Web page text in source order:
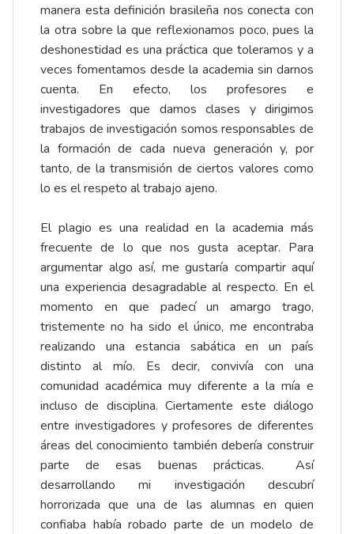
manera esta definición brasileña nos conecta con
la otra sobre la que reflexionamos poco, pues la
deshonestidad es una práctica que toleramos y a
veces fomentamos desde la academia sin darnos
cuenta. En efecto, los profesores e
investigadores que damos clases y dirigimos
trabajos de investigación somos responsables de
la formación de cada nueva generación y, por
tanto, de la transmisión de ciertos valores como
lo es el respeto al trabajo ajeno.
El plagio es una realidad en la academia más
frecuente de lo que nos gusta aceptar. Para
argumentar algo así, me gustaría compartir aquí
una experiencia desagradable al respecto. En el
momento en que padecí un amargo trago,
tristemente no ha sido el único, me encontraba
realizando una estancia sabática en un país
distinto al mío. Es decir, convivía con una
comunidad académica muy diferente a la mía e
incluso de disciplina. Ciertamente este diálogo
entre investigadores y profesores de diferentes
áreas del conocimiento también debería construir
parte de esas buenas prácticas. Así
desarrollando mi investigación descubrí
horrorizada que una de las alumnas en quien
confiaba había robado parte de un modelo de